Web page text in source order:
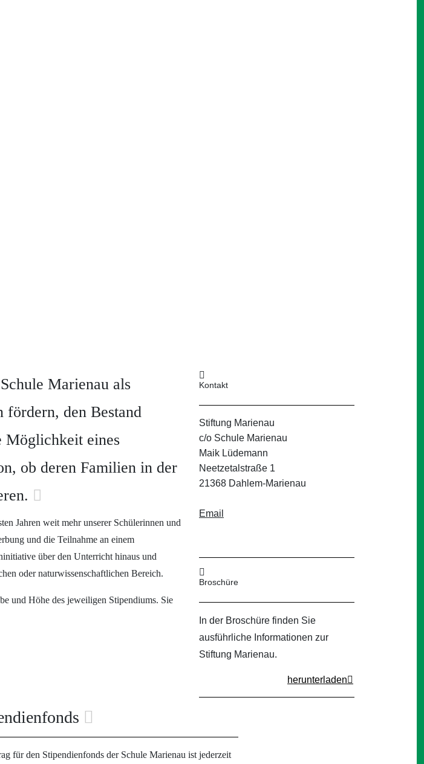
Marienau als
den Bestand
Möglichkeit eines
ob deren Familien in der
Jahren weit mehr unserer Schülerinnen und
und die Teilnahme an einem
über den Unterricht hinaus und
oder naturwissenschaftlichen Bereich.
und Höhe des jeweiligen Stipendiums. Sie
Kontakt
Stiftung Marienau
c/o Schule Marienau
Maik Lüdemann
Neetzetalstraße 1
21368 Dahlem-Marienau
Email
Broschüre
In der Broschüre finden Sie
ausführliche Informationen zur
Stiftung Marienau.
herunterladen
für den Stipendienfonds der Schule Marienau ist jederzeit